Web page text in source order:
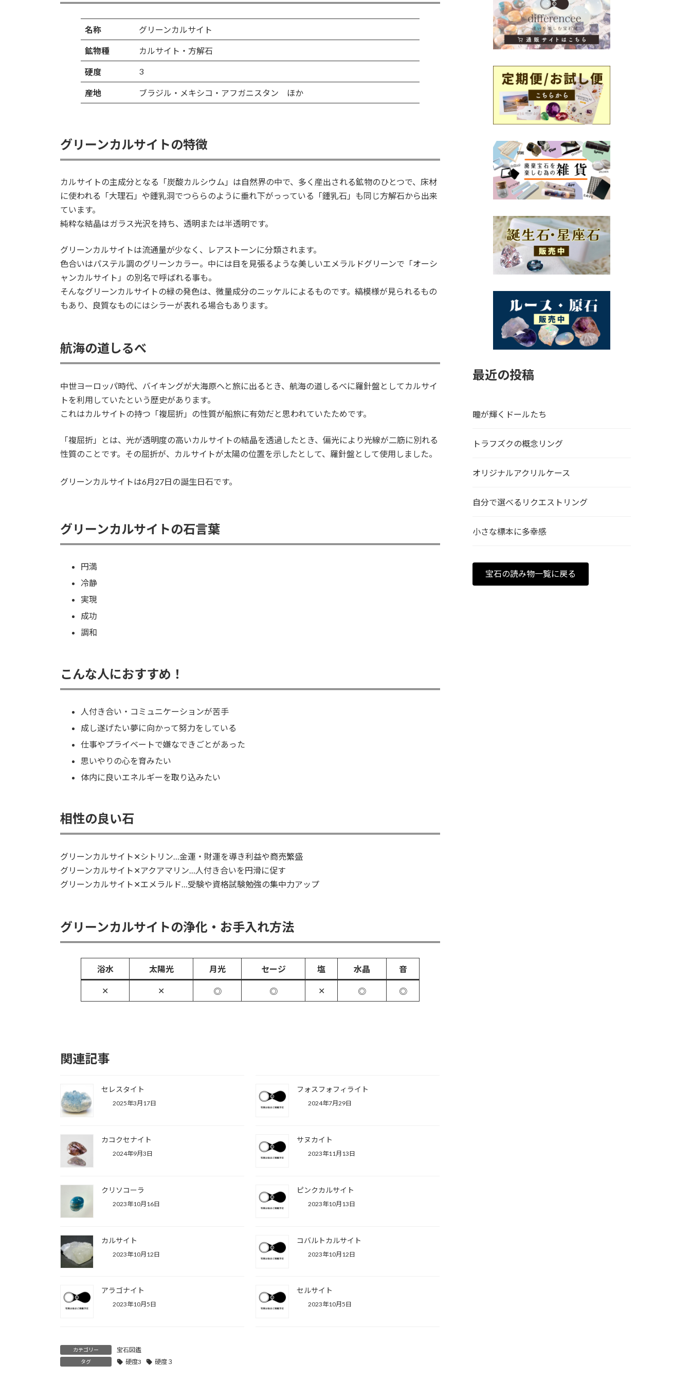
名称 グリーンカルサイト
鉱物種 カルサイト・方解石
硬度 3
産地 ブラジル・メキシコ・アフガニスタン ほか
グリーンカルサイトの特徴
カルサイトの主成分となる「炭酸カルシウム」は自然界の中で、多く産出される鉱物のひとつで、床材
に使われる「大理石」や鍾乳洞でつららのように垂れ下がっっている「鍾乳石」も同じ方解石から出来
ています。
純粋な結晶はガラス光沢を持ち、透明または半透明です。
グリーンカルサイトは流通量が少なく、レアストーンに分類されます。
色合いはパステル調のグリーンカラー。中には目を見張るような美しいエメラルドグリーンで「オーシ
ャンカルサイト」の別名で呼ばれる事も。
そんなグリーンカルサイトの緑の発色は、微量成分のニッケルによるものです。縞模様が見られるもの
もあり、良質なものにはシラーが表れる場合もあります。
航海の道しるべ
中世ヨーロッパ時代、バイキングが大海原へと旅に出るとき、航海の道しるべに羅針盤としてカルサイ
トを利用していたという歴史があります。
これはカルサイトの持つ「複屈折」の性質が船旅に有効だと思われていたためです。
「複屈折」とは、光が透明度の高いカルサイトの結晶を透過したとき、偏光により光線が二筋に別れる
性質のことです。その屈折が、カルサイトが太陽の位置を示したとして、羅針盤として使用しました。
グリーンカルサイトは6月27日の誕生日石です。
グリーンカルサイトの石言葉
円満
冷静
実現
成功
調和
こんな人におすすめ！
人付き合い・コミュニケーションが苦手
成し遂げたい夢に向かって努力をしている
仕事やプライベートで嫌なできごとがあった
思いやりの心を育みたい
体内に良いエネルギーを取り込みたい
相性の良い石
グリーンカルサイト✕シトリン…金運・財運を導き利益や商売繁盛
グリーンカルサイト✕アクアマリン…人付き合いを円滑に促す
グリーンカルサイト✕エメラルド…受験や資格試験勉強の集中力アップ
グリーンカルサイトの浄化・お手入れ方法
浴水 太陽光 月光 セージ 塩 水晶 音
✕ ✕ ◎ ◎ ✕ ◎ ◎
関連記事
セレスタイト
2025年3月17日
フォスフォフィライト
2024年7月29日
カコクセナイト
2024年9月3日
サヌカイト
2023年11月13日
クリソコーラ
2023年10月16日
ピンクカルサイト
2023年10月13日
カルサイト
2023年10月12日
コバルトカルサイト
2023年10月12日
アラゴナイト
2023年10月5日
セルサイト
2023年10月5日
カテゴリー 宝石図鑑
タグ 硬度3 硬度３
最近の投稿
瞳が輝くドールたち
トラフズクの概念リング
オリジナルアクリルケース
自分で選べるリクエストリング
小さな標本に多幸感
宝石の読み物一覧に戻る